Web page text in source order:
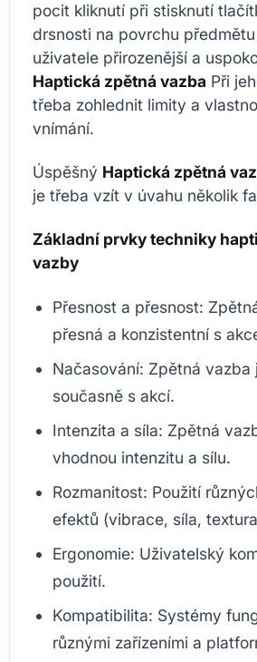
pocit kliknutí při stisknutí
drsnosti na povrchu
uživatele přirozenější a
Haptická zpětná vazba Při
třeba zohlednit limity a
vnímání.
Úspěšný Haptická zpětná
je třeba vzít v úvahu několik
Základní prvky techniky
vazby
Přesnost a přesnost:
přesná a konzistentní s
Načasování: Zpětná vazba
současně s akcí.
Intenzita a síla: Zpětná
vhodnou intenzitu a sílu.
Rozmanitost: Použití
efektů (vibrace, síla,
Ergonomie: Uživatelský
použití.
Kompatibilita: Systémy
různými zařízeními a